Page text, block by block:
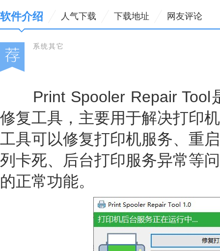
软件介绍 人气下载 下载地址 网友评论
系统其它
Print Spooler Repair Tool
修复工具，主要用于解决打印
工具可以修复打印机服务、重
列卡死、后台打印服务异常等
的正常功能。